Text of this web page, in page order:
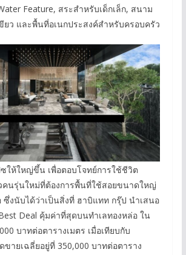
Feature, สระสำหรับเด็กเล็ก, สนาม
ยว และพื้นที่อเนกประสงค์สำหรับครอบครัว
ให้ใหญ่ขึ้น เพื่อตอบโจทย์การใช้ชีวิต
คนรุ่นใหม่ที่ต้องการพื้นที่ใช้สอยขนาดใหญ่
ซึ่งนับได้ว่าเป็นสิ่งที่ ฮาบิแทท กรุ๊ป นำเสนอ
Deal คุ้มค่าที่สุดบนทำเลทองหล่อ ใน
บาทต่อตารางเมตร เมื่อเทียบกับ
ขายเฉลี่ยอยู่ที่ 350,000 บาทต่อตาราง